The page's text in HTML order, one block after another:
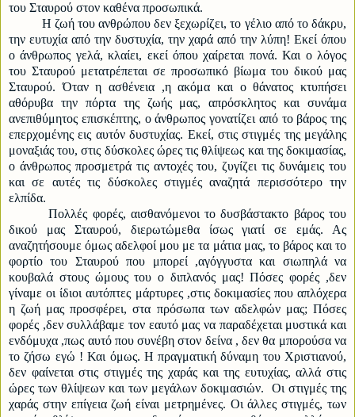
του Σταυρού στον καθένα προσωπικά.
Η ζωή του ανθρώπου δεν ξεχωρίζει, το γέλιο από το δάκρυ,
την ευτυχία από την δυστυχία, την χαρά από την λύπη! Εκεί όπου
ο άνθρωπος γελά, κλαίει, εκεί όπου χαίρεται πονά. Και ο λόγος
του Σταυρού μετατρέπεται σε προσωπικό βίωμα του δικού μας
Σταυρού. Όταν η ασθένεια ,η ακόμα και ο θάνατος κτυπήσει
αθόρυβα την πόρτα της ζωής μας, απρόσκλητος και συνάμα
ανεπιθύμητος επισκέπτης, ο άνθρωπος γονατίζει από το βάρος της
επερχομένης εις αυτόν δυστυχίας. Εκεί, στις στιγμές της μεγάλης
μοναξιάς του, στις δύσκολες ώρες τις θλίψεως και της δοκιμασίας,
ο άνθρωπος προσμετρά τις αντοχές του, ζυγίζει τις δυνάμεις του
και σε αυτές τις δύσκολες στιγμές αναζητά περισσότερο την
ελπίδα.
Πολλές φορές, αισθανόμενοι το δυσβάστακτο βάρος του
δικού μας Σταυρού, διερωτώμεθα ίσως γιατί σε εμάς. Ας
αναζητήσουμε όμως αδελφοί μου με τα μάτια μας, το βάρος και το
φορτίο του Σταυρού που μπορεί ,αγόγγυστα και σιωπηλά να
κουβαλά στους ώμους του ο διπλανός μας! Πόσες φορές ,δεν
γίναμε οι ίδιοι αυτόπτες μάρτυρες ,στις δοκιμασίες που απλόχερα
η ζωή μας προσφέρει, στα πρόσωπα των αδελφών μας; Πόσες
φορές ,δεν συλλάβαμε τον εαυτό μας να παραδέχεται μυστικά και
ενδόμυχα ,πως αυτό που συνέβη στον δείνα , δεν θα μπορούσα να
το ζήσω εγώ ! Και όμως. H πραγματική δύναμη του Χριστιανού,
δεν φαίνεται στις στιγμές της χαράς και της ευτυχίας, αλλά στις
ώρες των θλίψεων και των μεγάλων δοκιμασιών. Οι στιγμές της
χαράς στην επίγεια ζωή είναι μετρημένες. Οι άλλες στιγμές, των